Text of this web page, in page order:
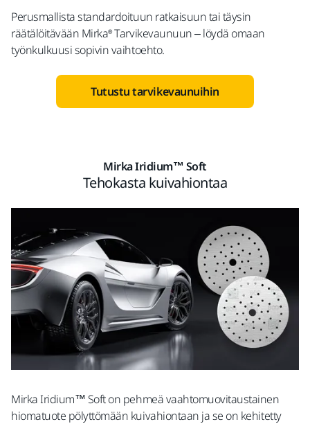
Perusmallista standardoituun ratkaisuun tai täysin
räätälöitävään Mirka® Tarvikevaunuun – löydä omaan
työnkulkuusi sopivin vaihtoehto.
Tutustu tarvikevaunuihin
Mirka Iridium™ Soft
Tehokasta kuivahiontaa
Mirka Iridium™ Soft on pehmeä vaahtomuovitaustainen
hiomatuote pölyttömään kuivahiontaan ja se on kehitetty